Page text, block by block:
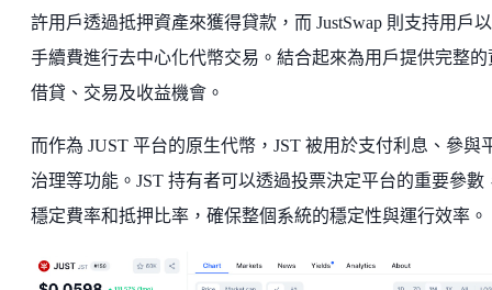
許用戶透過抵押資產來獲得貸款，而 JustSwap 則支持用戶
手續費進行去中心化代幣交易。結合起來為用戶提供完整的
借貸、交易及收益機會。
而作為 JUST 平台的原生代幣，JST 被用於支付利息、參與
治理等功能。JST 持有者可以透過投票決定平台的重要參數
穩定費率和抵押比率，確保整個系統的穩定性與運行效率。